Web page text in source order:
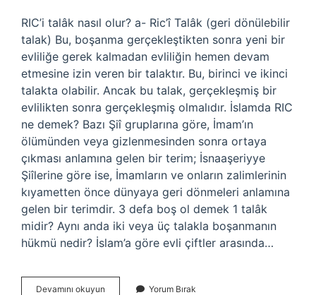
RIC’i talâk nasıl olur? a- Ric’î Talâk (geri dönülebilir
talak) Bu, boşanma gerçekleştikten sonra yeni bir
evliliğe gerek kalmadan evliliğin hemen devam
etmesine izin veren bir talaktır. Bu, birinci ve ikinci
talakta olabilir. Ancak bu talak, gerçekleşmiş bir
evlilikten sonra gerçekleşmiş olmalıdır. İslamda RIC
ne demek? Bazı Şiî gruplarına göre, İmam’ın
ölümünden veya gizlenmesinden sonra ortaya
çıkması anlamına gelen bir terim; İsnaaşeriyye
Şiîlerine göre ise, İmamların ve onların zalimlerinin
kıyametten önce dünyaya geri dönmeleri anlamına
gelen bir terimdir. 3 defa boş ol demek 1 talâk
midir? Aynı anda iki veya üç talakla boşanmanın
hükmü nedir? İslam’a göre evli çiftler arasında…
Devamını okuyun Yorum Bırak